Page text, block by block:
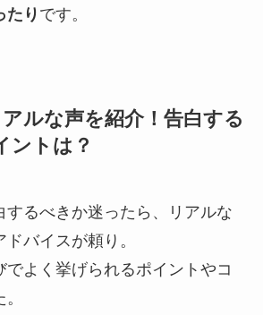
たり です。
ルな声を紹介！告白する
ントは？
するべきか迷ったら、リアルな
バイスが頼り。
でよく挙げられるポイントやコ